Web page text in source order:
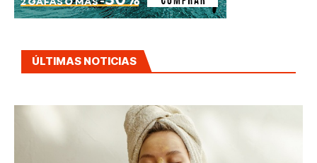
ÚLTIMAS NOTICIAS